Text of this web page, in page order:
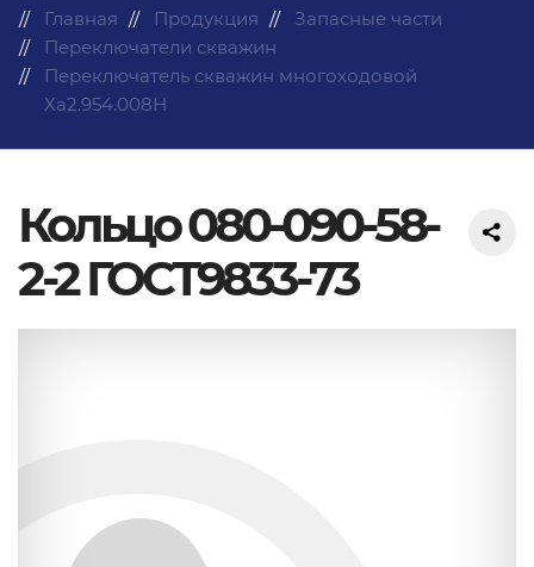
Главная Продукция
Запасные части
Переключатели скважин
Переключатель скважин многоходовой
Ха2.954.008Н
Кольцо 080-090-58-
2-2 ГОСТ9833-73